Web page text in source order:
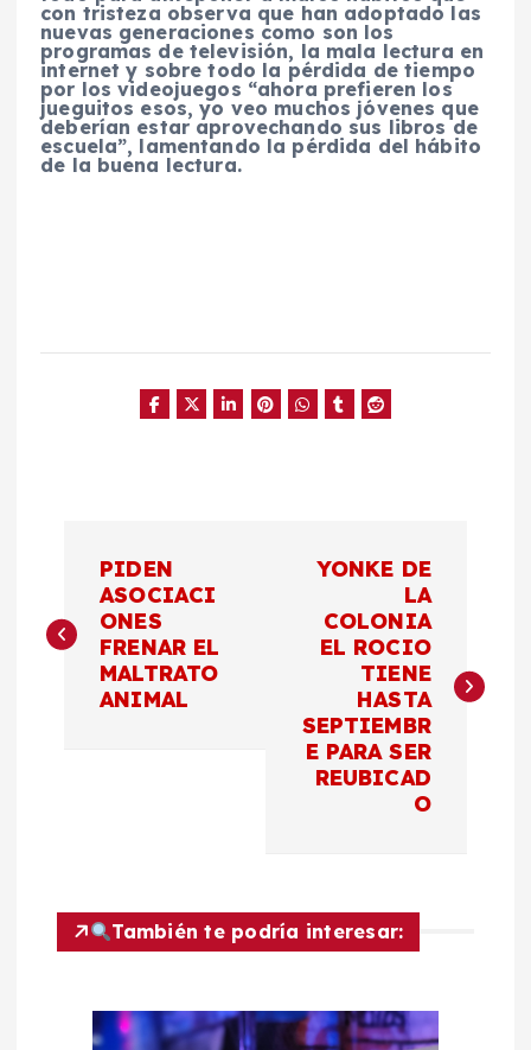
con tristeza observa que han adoptado las
nuevas generaciones como son los
programas de televisión, la mala lectura en
internet y sobre todo la pérdida de tiempo
por los videojuegos “ahora prefieren los
jueguitos esos, yo veo muchos jóvenes que
deberían estar aprovechando sus libros de
escuela”, lamentando la pérdida del hábito
de la buena lectura.
a
v
c
PIDEN
ASOCIACI
ONES
FRENAR EL
MALTRATO
ANIMAL
YONKE DE
LA
COLONIA
EL ROCIO
TIENE
HASTA
SEPTIEMBR
E PARA SER
REUBICAD
O
También te podría interesar: